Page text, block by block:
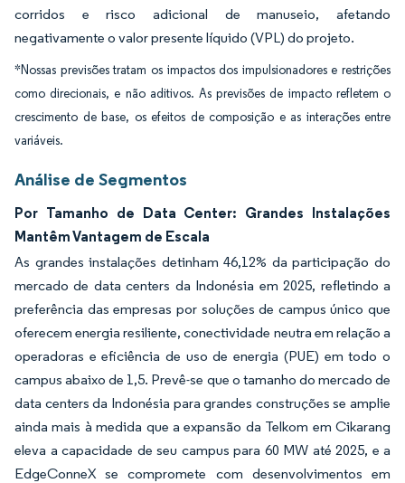
corridos e risco adicional de manuseio, afetando
negativamente o valor presente líquido (VPL) do projeto.
*Nossas previsões tratam os impactos dos impulsionadores e restrições
como direcionais, e não aditivos. As previsões de impacto refletem o
crescimento de base, os efeitos de composição e as interações entre
variáveis.
Análise de Segmentos
Por Tamanho de Data Center: Grandes Instalações
Mantêm Vantagem de Escala
As grandes instalações detinham 46,12% da participação do
mercado de data centers da Indonésia em 2025, refletindo a
preferência das empresas por soluções de campus único que
oferecem energia resiliente, conectividade neutra em relação a
operadoras e eficiência de uso de energia (PUE) em todo o
campus abaixo de 1,5. Prevê-se que o tamanho do mercado de
data centers da Indonésia para grandes construções se amplie
ainda mais à medida que a expansão da Telkom em Cikarang
eleva a capacidade de seu campus para 60 MW até 2025, e a
EdgeConneX se compromete com desenvolvimentos em